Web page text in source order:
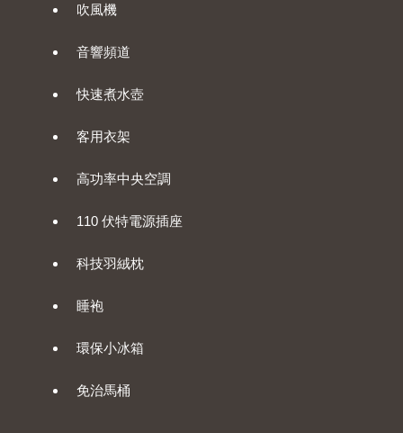
吹風機
音響頻道
快速煮水壺
客用衣架
高功率中央空調
110 伏特電源插座
科技羽絨枕
睡袍
環保小冰箱
免治馬桶